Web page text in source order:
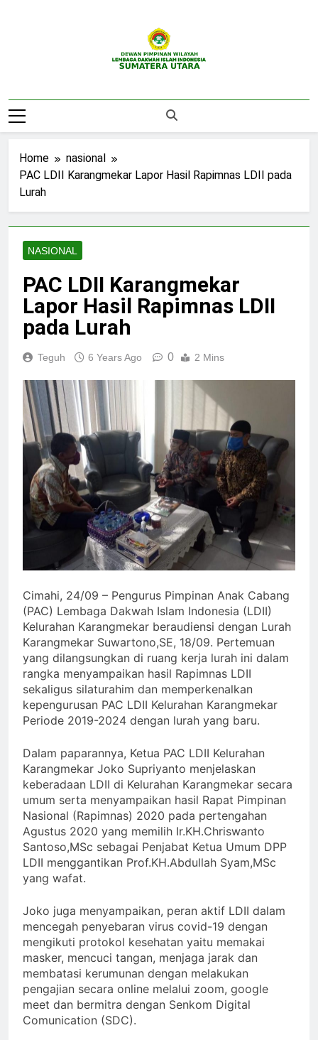
DPW LDII
Sumatera Utara
Home
nasional
PAC LDII Karangmekar Lapor Hasil Rapimnas LDII pada
Lurah
NASIONAL
PAC LDII Karangmekar
Lapor Hasil Rapimnas LDII
pada Lurah
Teguh 6 Years Ago 0 2 Mins
Cimahi, 24/09 – Pengurus Pimpinan Anak Cabang
(PAC) Lembaga Dakwah Islam Indonesia (LDII)
Kelurahan Karangmekar beraudiensi dengan Lurah
Karangmekar Suwartono,SE, 18/09. Pertemuan
yang dilangsungkan di ruang kerja lurah ini dalam
rangka menyampaikan hasil Rapimnas LDII
sekaligus silaturahim dan memperkenalkan
kepengurusan PAC LDII Kelurahan Karangmekar
Periode 2019-2024 dengan lurah yang baru.
Dalam paparannya, Ketua PAC LDII Kelurahan
Karangmekar Joko Supriyanto menjelaskan
keberadaan LDII di Kelurahan Karangmekar secara
umum serta menyampaikan hasil Rapat Pimpinan
Nasional (Rapimnas) 2020 pada pertengahan
Agustus 2020 yang memilih Ir.KH.Chriswanto
Santoso,MSc sebagai Penjabat Ketua Umum DPP
LDII menggantikan Prof.KH.Abdullah Syam,MSc
yang wafat.
Joko juga menyampaikan, peran aktif LDII dalam
mencegah penyebaran virus covid-19 dengan
mengikuti protokol kesehatan yaitu memakai
masker, mencuci tangan, menjaga jarak dan
membatasi kerumunan dengan melakukan
pengajian secara online melalui zoom, google
meet dan bermitra dengan Senkom Digital
Comunication (SDC).